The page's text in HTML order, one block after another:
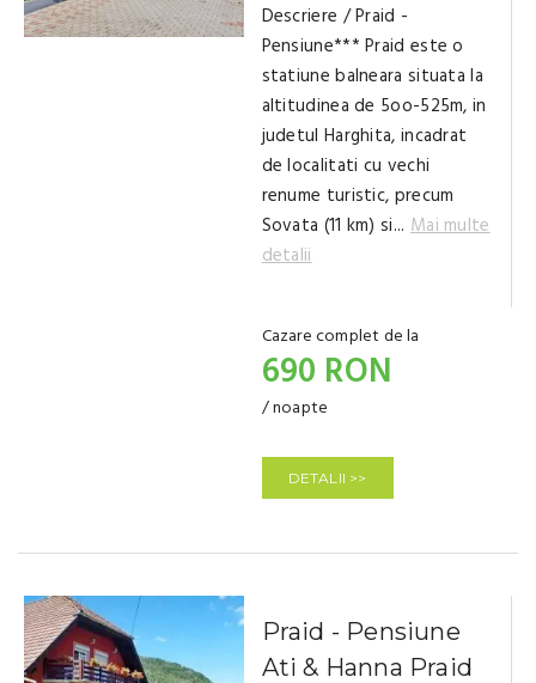
Descriere / Praid -
Pensiune*** Praid este o
statiune balneara situata la
altitudinea de 5oo-525m, in
judetul Harghita, incadrat
de localitati cu vechi
renume turistic, precum
Sovata (11 km) si... Mai multe
detalii
Cazare complet de la
690 RON
/ noapte
DETALII >>
Praid - Pensiune
Ati & Hanna Praid